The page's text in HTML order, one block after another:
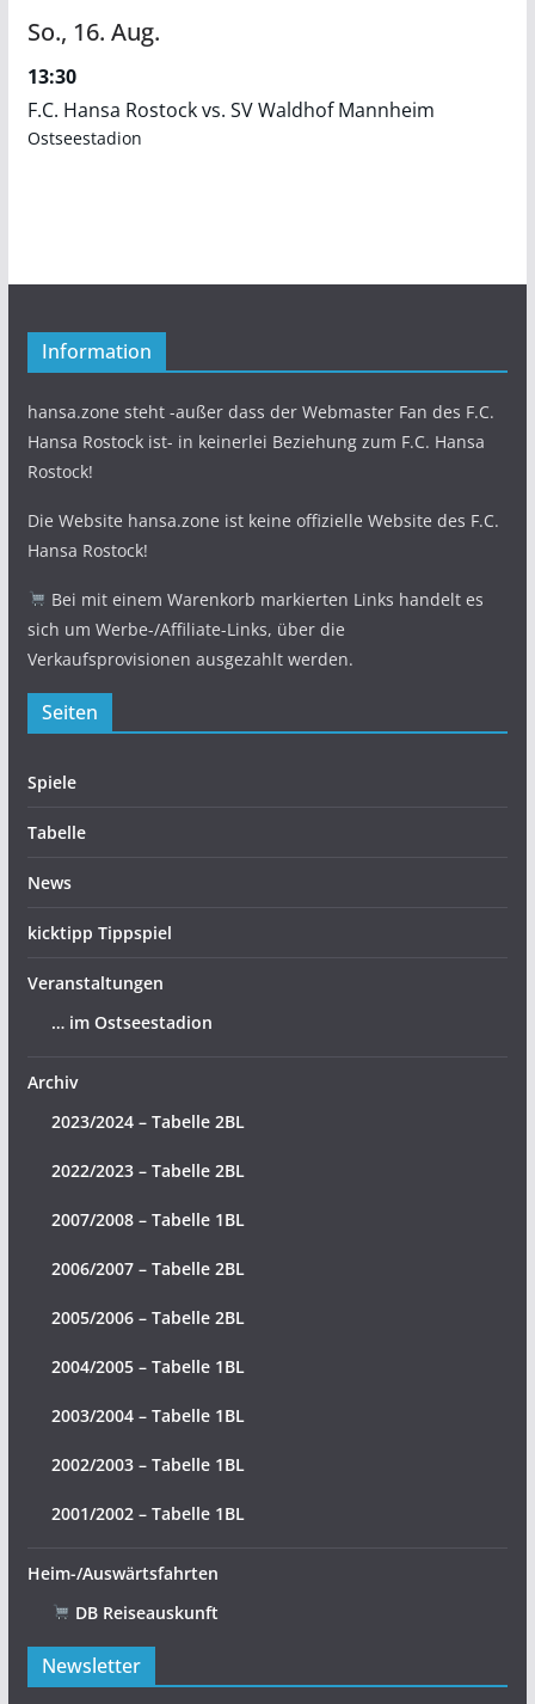
So., 16. Aug.
13:30
F.C. Hansa Rostock vs. SV Waldhof Mannheim
Ostseestadion
Information
hansa.zone steht -außer dass der Webmaster Fan des F.C.
Hansa Rostock ist- in keinerlei Beziehung zum F.C. Hansa
Rostock!
Die Website hansa.zone ist keine offizielle Website des F.C.
Hansa Rostock!
Bei mit einem Warenkorb markierten Links handelt es
sich um Werbe-/Affiliate-Links, über die
Verkaufsprovisionen ausgezahlt werden.
Seiten
Spiele
Tabelle
News
kicktipp Tippspiel
Veranstaltungen
… im Ostseestadion
Archiv
2023/2024 – Tabelle 2BL
2022/2023 – Tabelle 2BL
2007/2008 – Tabelle 1BL
2006/2007 – Tabelle 2BL
2005/2006 – Tabelle 2BL
2004/2005 – Tabelle 1BL
2003/2004 – Tabelle 1BL
2002/2003 – Tabelle 1BL
2001/2002 – Tabelle 1BL
Heim-/Auswärtsfahrten
DB Reiseauskunft
Newsletter